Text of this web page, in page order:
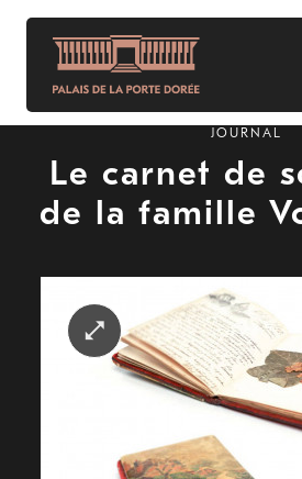
Skip
content
JOURNAL
Le carnet de
de la famille